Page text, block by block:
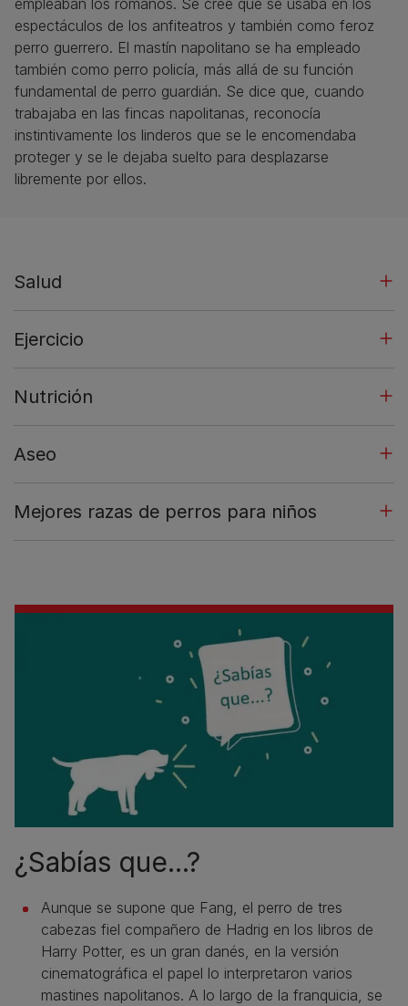
espectáculos de los anfiteatros y también como feroz
perro guerrero. El mastín napolitano se ha empleado
también como perro policía, más allá de su función
fundamental de perro guardián. Se dice que, cuando
trabajaba en las fincas napolitanas, reconocía
instintivamente los linderos que se le encomendaba
proteger y se le dejaba suelto para desplazarse
libremente por ellos.
Salud
Ejercicio
Nutrición
Aseo
Mejores razas de perros para niños
¿Sabías que...?
Aunque se supone que Fang, el perro de tres
cabezas fiel compañero de Hadrig en los libros de
Harry Potter, es un gran danés, en la versión
cinematográfica el papel lo interpretaron varios
mastines napolitanos. A lo largo de la franquicia, se